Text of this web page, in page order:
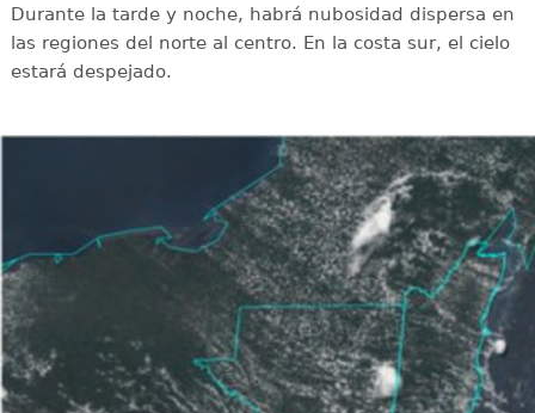
Durante la tarde y noche, habrá nubosidad dispersa en
las regiones del norte al centro. En la costa sur, el cielo
estará despejado.